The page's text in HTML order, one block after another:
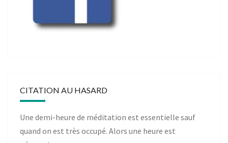
CITATION AU HASARD
Une demi-heure de méditation est essentielle sauf
quand on est très occupé. Alors une heure est